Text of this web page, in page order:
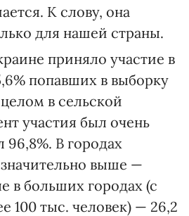
К слову, она
для нашей страны.
приняло участие в
попавших в выборку
в сельской
участия был очень
96,8%. В городах
выше —
в больших городах (с
100 тыс. человек) — 26,2